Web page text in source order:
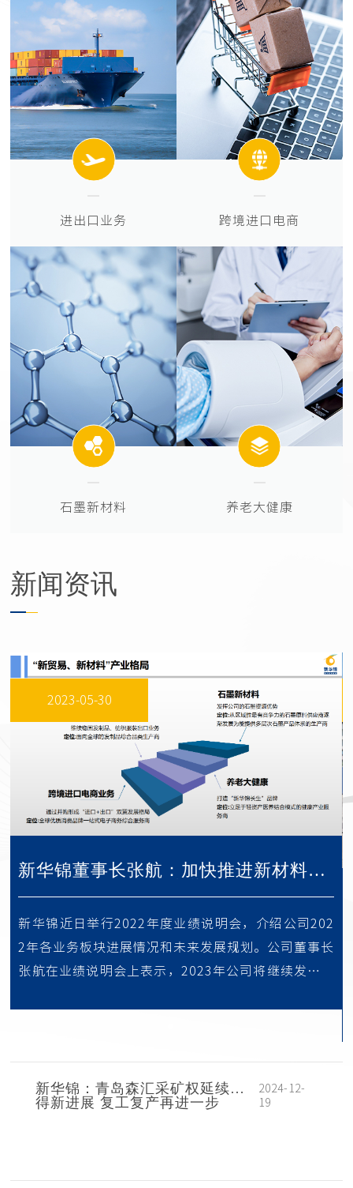
进出口业务 跨境进口电商
石墨新材料 养老大健康
新闻资讯
2023-05-30
新华锦董事长张航：加快推进新材料产
新华锦近日举行2022年度业绩说明会，介绍公司202
2年各业务板块进展情况和未来发展规划。公司董事长
张航在业绩说明会上表示，2023年公司将继续发挥发
新华锦：青岛森汇采矿权延续取
得新进展 复工复产再进一步
2024-12-
19